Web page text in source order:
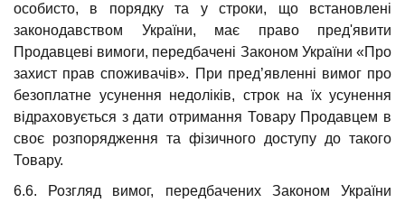
особисто, в порядку та у строки, що встановлені
законодавством України, має право пред'явити
Продавцеві вимоги, передбачені Законом України «Про
захист прав споживачів». При пред’явленні вимог про
безоплатне усунення недоліків, строк на їх усунення
відраховується з дати отримання Товару Продавцем в
своє розпорядження та фізичного доступу до такого
Товару.
6.6. Розгляд вимог, передбачених Законом України